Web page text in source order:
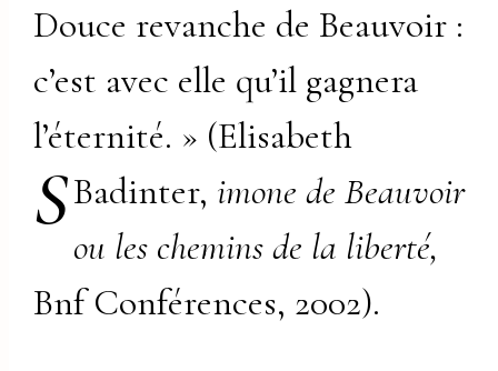
Douce revanche de Beauvoir :
c’est avec elle qu’il gagnera
l’éternité. » (Elisabeth
Badinter,
S
imone de Beauvoir
ou les chemins de la liberté,
Bnf Conférences, 2002).